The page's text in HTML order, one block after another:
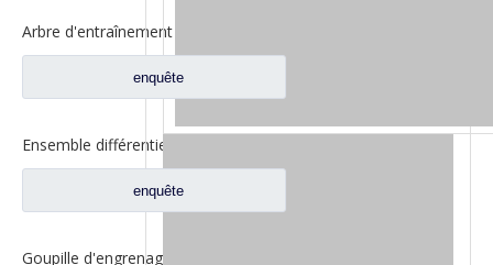
enquête
enquête